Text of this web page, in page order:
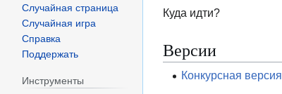
Куда идти?
Версии
Конкурсная версия
Случайная страница
Случайная игра
Справка
Поддержать
Инструменты